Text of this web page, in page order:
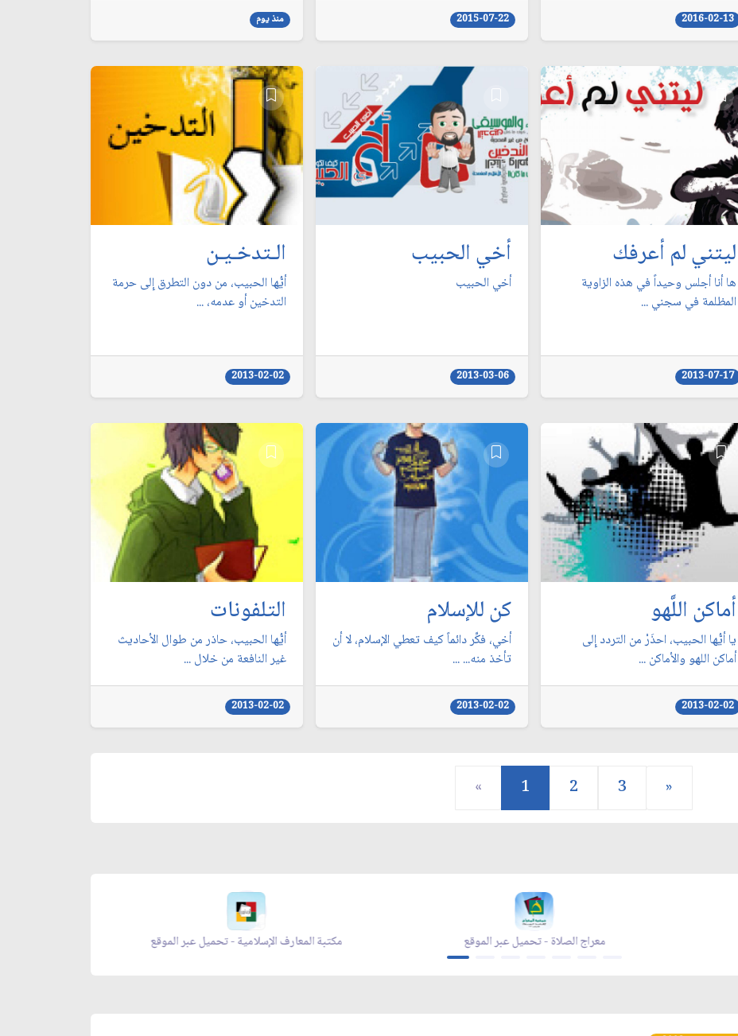
2016-02-13
2015-07-22 منذ يوم
ليتني لم أعرفك
ها أنا أجلس وحيداً في هذه الزاوية
المظلمة في سجني ...
2013-07-17
أخي الحبيب
أخي الحبيب
2013-03-06
الـتدخـيـن
أيُّها الحبيب، من دون التطرق إِلى حرمة
التدخين أو عدمه، ...
2013-02-02
أماكن اللَّهو
يا أيُّها الحبيب، احذَرْ من التردد إِلى
أماكن اللهو والأماكن ...
2013-02-02
كن للإسلام
أخي، فكِّر دائماً كيف تعطي الإسلام، لا أن
تأخذ منه... ...
2013-02-02
التلفونات
أيُّها الحبيب، حاذر من طوال الأحاديث
غير النافعة من خلال ...
2013-02-02
« 1 2 3 »
مكتبة المعارف الإسلامية - تحميل عبر معراج الصلاة - تحميل عبر الموقع مجلة بقية الله - تحميل عبر الموقع